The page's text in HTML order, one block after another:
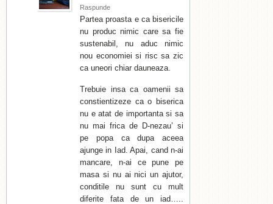
Raspunde
Partea proasta e ca bisericile
nu produc nimic care sa fie
sustenabil, nu aduc nimic
nou economiei si risc sa zic
ca uneori chiar dauneaza.
Trebuie insa ca oamenii sa
constientizeze ca o biserica
nu e atat de importanta si sa
nu mai frica de D-nezau’ si
pe popa ca dupa aceea
ajunge in Iad. Apai, cand n-ai
mancare, n-ai ce pune pe
masa si nu ai nici un ajutor,
conditile nu sunt cu mult
diferite fata de un iad…..